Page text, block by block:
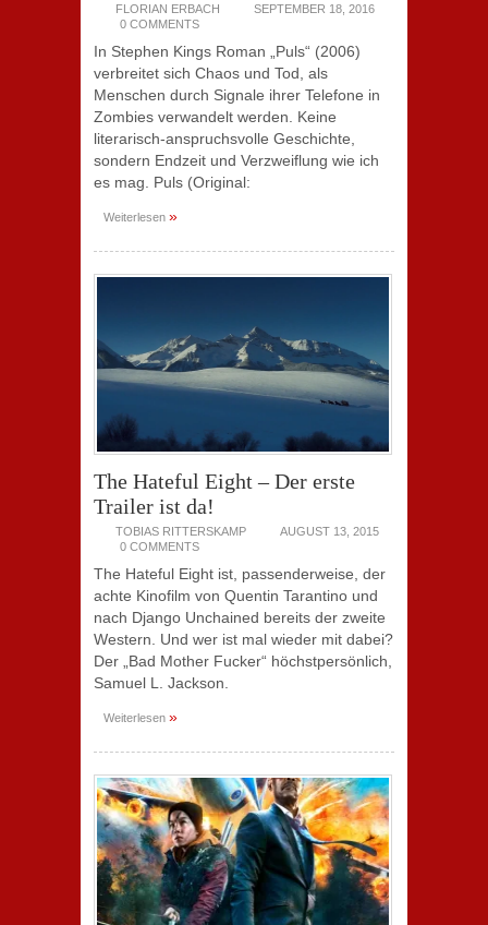
FLORIAN ERBACH
SEPTEMBER 18, 2016
0 COMMENTS
In Stephen Kings Roman „Puls“ (2006)
verbreitet sich Chaos und Tod, als
Menschen durch Signale ihrer Telefone in
Zombies verwandelt werden. Keine
literarisch-anspruchsvolle Geschichte,
sondern Endzeit und Verzweiflung wie ich
es mag. Puls (Original:
Weiterlesen »
The Hateful Eight – Der erste
Trailer ist da!
TOBIAS RITTERSKAMP
AUGUST 13, 2015
0 COMMENTS
The Hateful Eight ist, passenderweise, der
achte Kinofilm von Quentin Tarantino und
nach Django Unchained bereits der zweite
Western. Und wer ist mal wieder mit dabei?
Der „Bad Mother Fucker“ höchstpersönlich,
Samuel L. Jackson.
Weiterlesen »